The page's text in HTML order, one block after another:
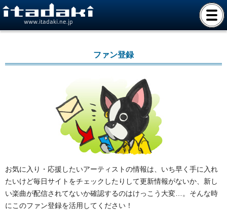
www.itadaki.ne.jp
ファン登録
お気に入り・応援したいアーティストの情報は、いち早く手に入れ
たいけど毎日サイトをチェックしたりして更新情報がないか、新し
い楽曲が配信されてないか確認するのはけっこう大変…。そんな時
にこのファン登録を活用してください！